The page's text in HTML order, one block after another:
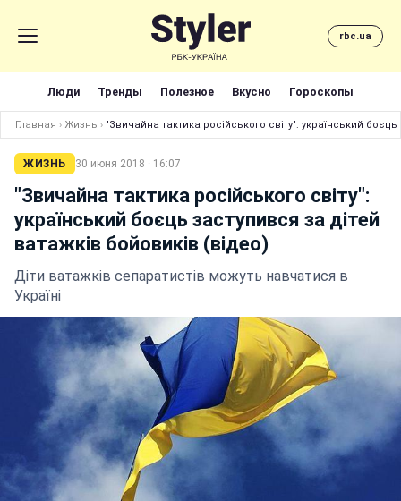
rbc.ua
Люди Тренды Полезное Вкусно Гороскопы
Главная › Жизнь › "Звичайна тактика російського світу": український
ЖИЗНЬ 30 июня 2018 · 16:07
"Звичайна тактика російського світу":
український боєць заступився за дітей
ватажків бойовиків (відео)
Діти ватажків сепаратистів можуть навчатися в
Україні